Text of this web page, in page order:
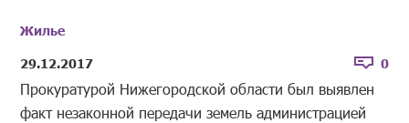
Жилье
29.12.2017
0
Прокуратурой Нижегородской области был выявлен
факт незаконной передачи земель администрацией